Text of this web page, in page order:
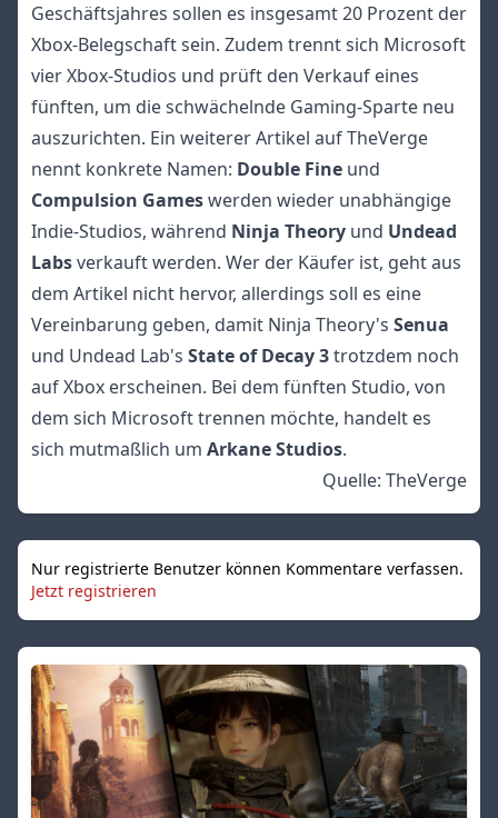
Geschäftsjahres sollen es insgesamt 20 Prozent der
Xbox-Belegschaft sein. Zudem trennt sich Microsoft
vier Xbox-Studios und prüft den Verkauf eines
fünften, um die schwächelnde Gaming-Sparte neu
auszurichten. Ein weitererArtikel auf TheVerge
nennt konkrete Namen: Double Fine und
Compulsion Gameswerden wieder unabhängige
Indie-Studios, während Ninja Theory und Undead
Labsverkauft werden. Wer der Käufer ist, geht aus
dem Artikel nicht hervor, allerdings soll es eine
Vereinbarung geben, damit Ninja Theory's Senua
und Undead Lab's State of Decay 3trotzdem noch
auf Xbox erscheinen. Bei dem fünften Studio, von
dem sich Microsoft trennen möchte, handelt es
sich mutmaßlich um Arkane Studios.
Quelle: TheVerge
Nur registrierte Benutzer können Kommentare verfassen.
Jetzt registrieren